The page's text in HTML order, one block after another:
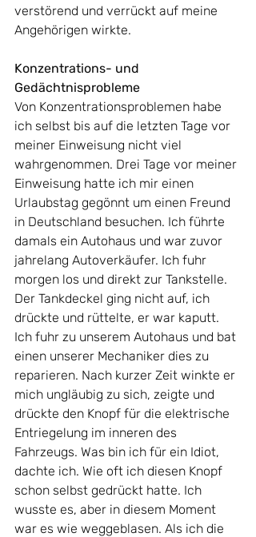
verstörend und verrückt auf meine
Angehörigen wirkte.
Konzentrations- und
Gedächtnisprobleme
Von Konzentrationsproblemen habe
ich selbst bis auf die letzten Tage vor
meiner Einweisung nicht viel
wahrgenommen. Drei Tage vor meiner
Einweisung hatte ich mir einen
Urlaubstag gegönnt um einen Freund
in Deutschland besuchen. Ich führte
damals ein Autohaus und war zuvor
jahrelang Autoverkäufer. Ich fuhr
morgen los und direkt zur Tankstelle.
Der Tankdeckel ging nicht auf, ich
drückte und rüttelte, er war kaputt.
Ich fuhr zu unserem Autohaus und bat
einen unserer Mechaniker dies zu
reparieren. Nach kurzer Zeit winkte er
mich ungläubig zu sich, zeigte und
drückte den Knopf für die elektrische
Entriegelung im inneren des
Fahrzeugs. Was bin ich für ein Idiot,
dachte ich. Wie oft ich diesen Knopf
schon selbst gedrückt hatte. Ich
wusste es, aber in diesem Moment
war es wie weggeblasen. Als ich die